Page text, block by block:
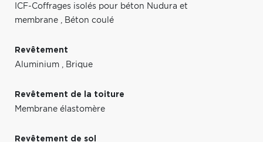
ICF-Coffrages isolés pour béton Nudura et
membrane , Béton coulé
Revêtement
Aluminium , Brique
Revêtement de la toiture
Membrane élastomère
Revêtement de sol